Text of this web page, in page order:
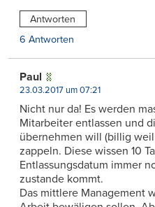
Antworten
6 Antworten
Paul
23.03.2017 um 07:21
Nicht nur da! Es werden
Mitarbeiter entlassen und
übernehmen will (billig
zappeln. Diese wissen 10
Entlassungsdatum immer
zustande kommt.
Das mittlere Management